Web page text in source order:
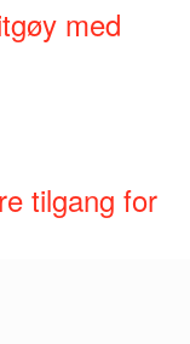
med
tilgang for